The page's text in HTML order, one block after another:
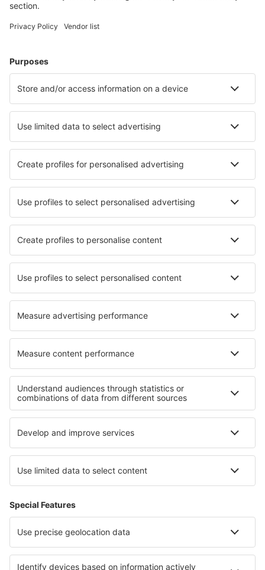
Naplánujte si cestu
Letenky
Ubytování
Let+Hotel
Hotely
Transfery
Sportovní události
Přečtěte si více
Garance nejnižší ceny
Mobilní aplikace
Letecké společnosti
Ryanair
Wizz Air
easyJet
Lufthansa
KLM
O eSky
Všeobecné podmínky
Moje rezervace
Politika ochrany soukromí
Podpora a kontakt
Země
Mezinárodní web-stránky
eSky.eu eSky.com eDestinos.com